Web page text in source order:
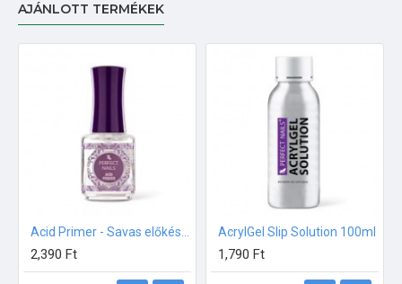
AJÁNLOTT TERMÉKEK
2,390 Ft
AcrylGel Slip Solution 100ml
1,790 Ft